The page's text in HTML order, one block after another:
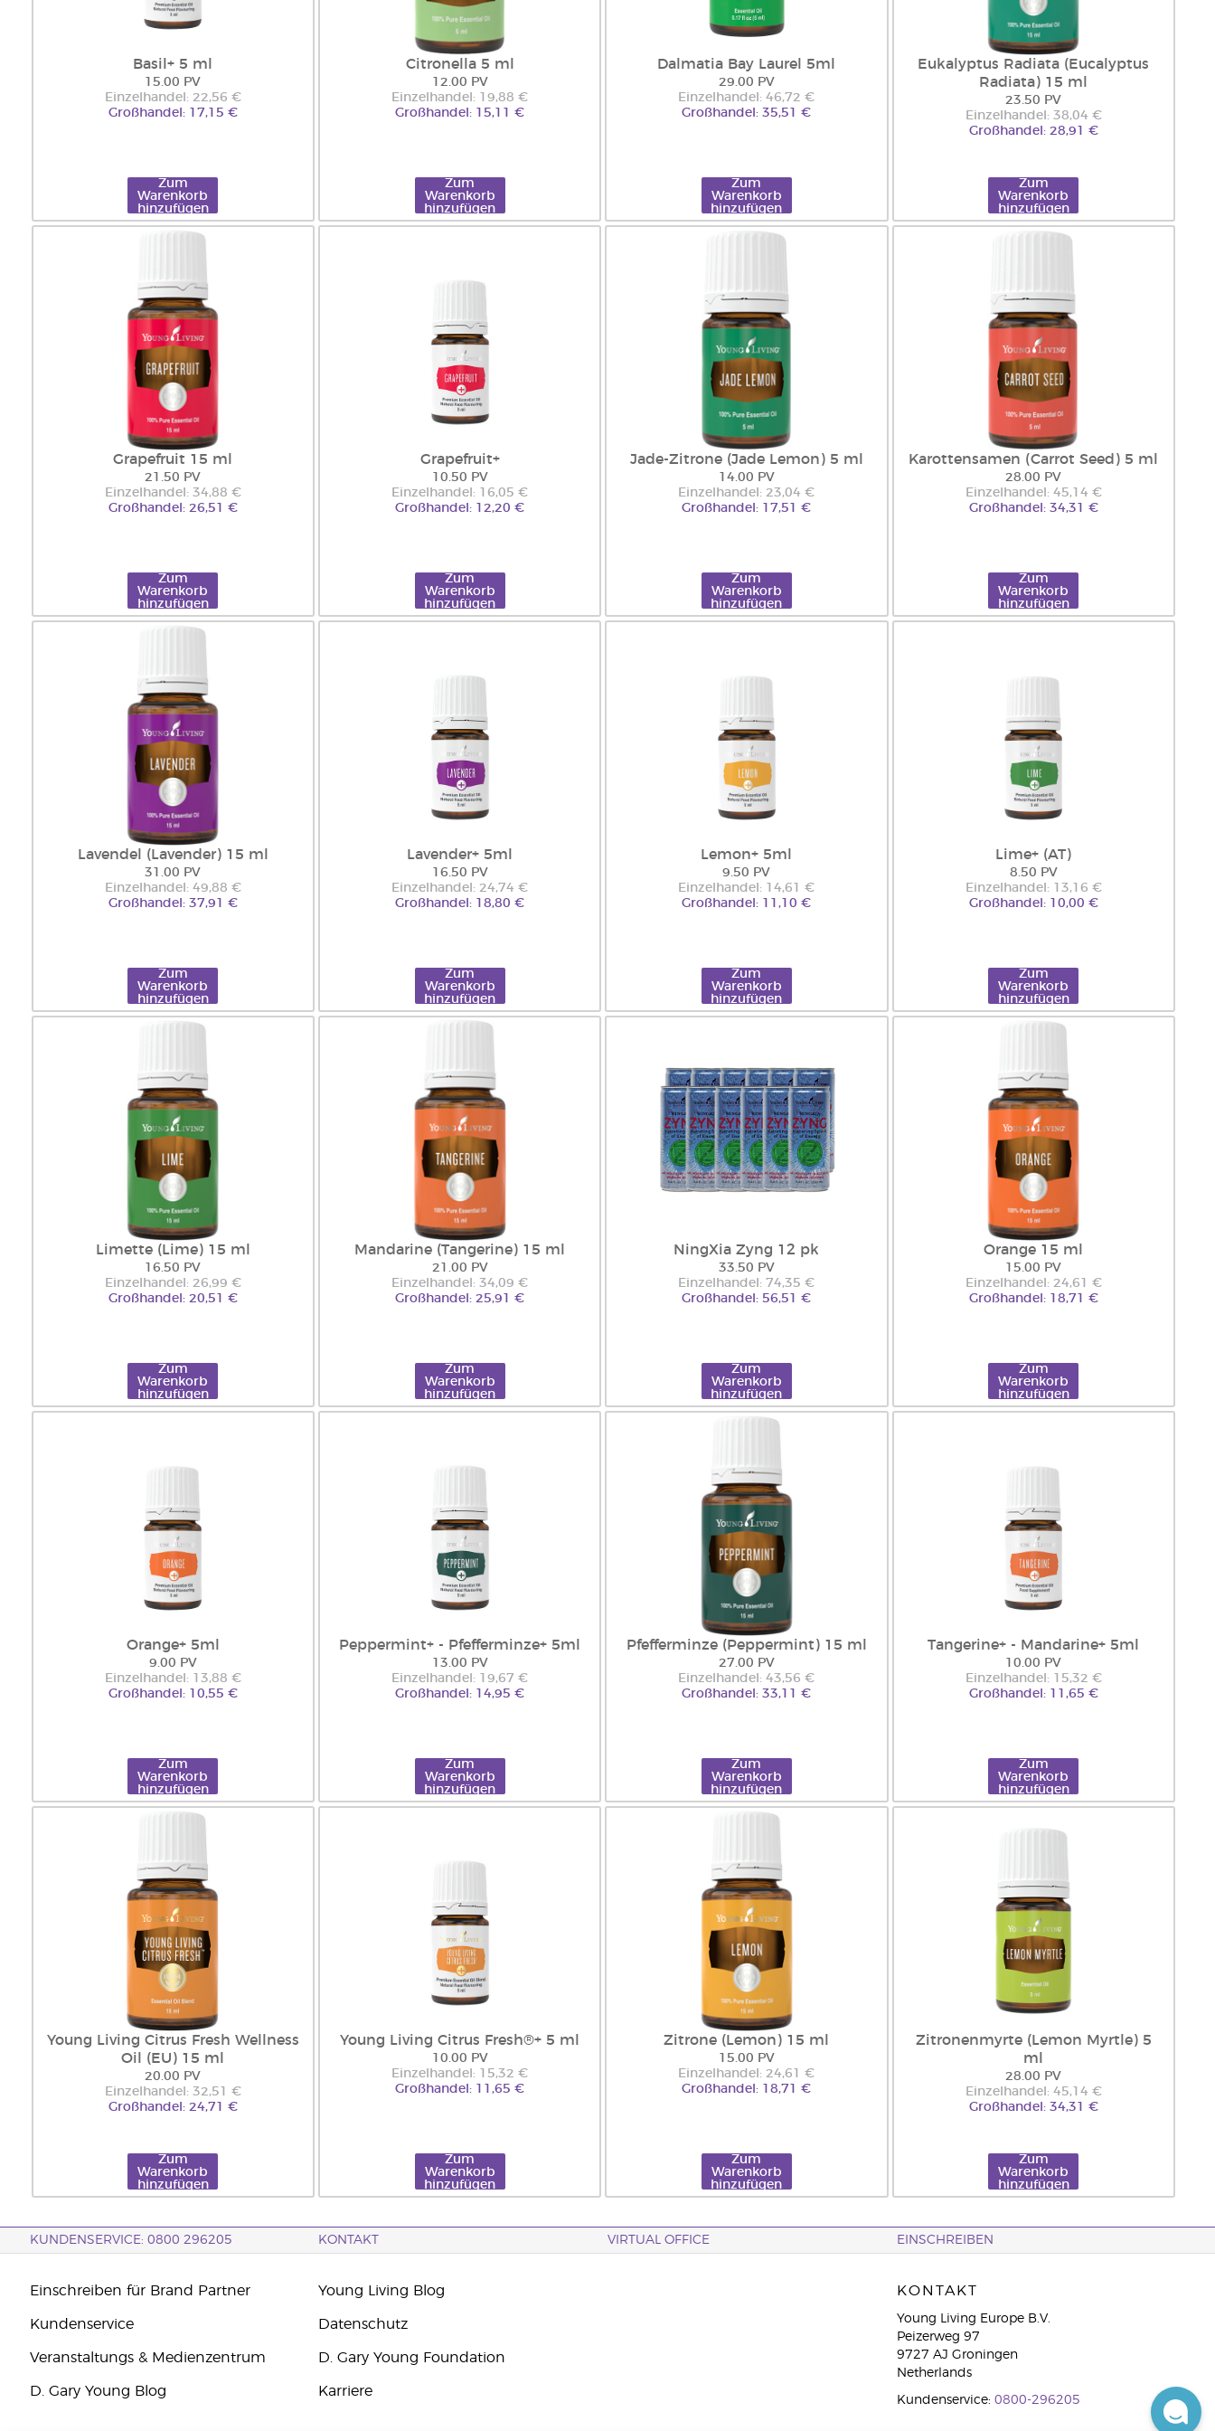
Basil+ 5 ml
15.00 PV
Einzelhandel: 22,56 €
Großhandel: 17,15 €
Zum
Warenkorb
hinzufügen
Citronella 5 ml
12.00 PV
Einzelhandel: 19,88 €
Großhandel: 15,11 €
Zum
Warenkorb
hinzufügen
Dalmatia Bay Laurel 5ml
29.00 PV
Einzelhandel: 46,72 €
Großhandel: 35,51 €
Zum
Warenkorb
hinzufügen
Eukalyptus Radiata (Eucalyptus
Radiata) 15 ml
23.50 PV
Einzelhandel: 38,04 €
Großhandel: 28,91 €
Zum
Warenkorb
hinzufügen
Grapefruit 15 ml
21.50 PV
Einzelhandel: 34,88 €
Großhandel: 26,51 €
Zum
Warenkorb
hinzufügen
Grapefruit+
10.50 PV
Einzelhandel: 16,05 €
Großhandel: 12,20 €
Zum
Warenkorb
hinzufügen
Jade-Zitrone (Jade Lemon) 5 ml
14.00 PV
Einzelhandel: 23,04 €
Großhandel: 17,51 €
Zum
Warenkorb
hinzufügen
Karottensamen (Carrot Seed) 5 ml
28.00 PV
Einzelhandel: 45,14 €
Großhandel: 34,31 €
Zum
Warenkorb
hinzufügen
Lavendel (Lavender) 15 ml
31.00 PV
Einzelhandel: 49,88 €
Großhandel: 37,91 €
Zum
Warenkorb
hinzufügen
Lavender+ 5ml
16.50 PV
Einzelhandel: 24,74 €
Großhandel: 18,80 €
Zum
Warenkorb
hinzufügen
Lemon+ 5ml
9.50 PV
Einzelhandel: 14,61 €
Großhandel: 11,10 €
Zum
Warenkorb
hinzufügen
Lime+ (AT)
8.50 PV
Einzelhandel: 13,16 €
Großhandel: 10,00 €
Zum
Warenkorb
hinzufügen
Limette (Lime) 15 ml
16.50 PV
Einzelhandel: 26,99 €
Großhandel: 20,51 €
Zum
Warenkorb
hinzufügen
Mandarine (Tangerine) 15 ml
21.00 PV
Einzelhandel: 34,09 €
Großhandel: 25,91 €
Zum
Warenkorb
hinzufügen
NingXia Zyng 12 pk
33.50 PV
Einzelhandel: 74,35 €
Großhandel: 56,51 €
Zum
Warenkorb
hinzufügen
Orange 15 ml
15.00 PV
Einzelhandel: 24,61 €
Großhandel: 18,71 €
Zum
Warenkorb
hinzufügen
Orange+ 5ml
9.00 PV
Einzelhandel: 13,88 €
Großhandel: 10,55 €
Zum
Warenkorb
hinzufügen
Peppermint+ - Pfefferminze+ 5ml
13.00 PV
Einzelhandel: 19,67 €
Großhandel: 14,95 €
Zum
Warenkorb
hinzufügen
Pfefferminze (Peppermint) 15 ml
27.00 PV
Einzelhandel: 43,56 €
Großhandel: 33,11 €
Zum
Warenkorb
hinzufügen
Tangerine+ - Mandarine+ 5ml
10.00 PV
Einzelhandel: 15,32 €
Großhandel: 11,65 €
Zum
Warenkorb
hinzufügen
Young Living Citrus Fresh Wellness
Oil (EU) 15 ml
20.00 PV
Einzelhandel: 32,51 €
Großhandel: 24,71 €
Zum
Warenkorb
hinzufügen
Young Living Citrus Fresh®+ 5 ml
10.00 PV
Einzelhandel: 15,32 €
Großhandel: 11,65 €
Zum
Warenkorb
hinzufügen
Zitrone (Lemon) 15 ml
15.00 PV
Einzelhandel: 24,61 €
Großhandel: 18,71 €
Zum
Warenkorb
hinzufügen
Zitronenmyrte (Lemon Myrtle) 5
ml
28.00 PV
Einzelhandel: 45,14 €
Großhandel: 34,31 €
Zum
Warenkorb
hinzufügen
KUNDENSERVICE: 0800 296205 KONTAKT VIRTUAL OFFICE EINSCHREIBEN
Einschreiben für Brand Partner
Kundenservice
Veranstaltungs & Medienzentrum
D. Gary Young Blog
Young Living Blog
Datenschutz
D. Gary Young Foundation
Karriere
KONTAKT
Young Living Europe B.V.
Peizerweg 97
9727 AJ Groningen
Netherlands
Kundenservice: 0800-296205